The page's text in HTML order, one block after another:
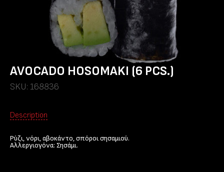
AVOCADO HOSOMAKI (6 PCS.)
SKU: 168836
Description
Ρύζι, νόρι, αβοκάντο, σπόροι σησαμιού.
Αλλεργιογόνα: Σησάμι.